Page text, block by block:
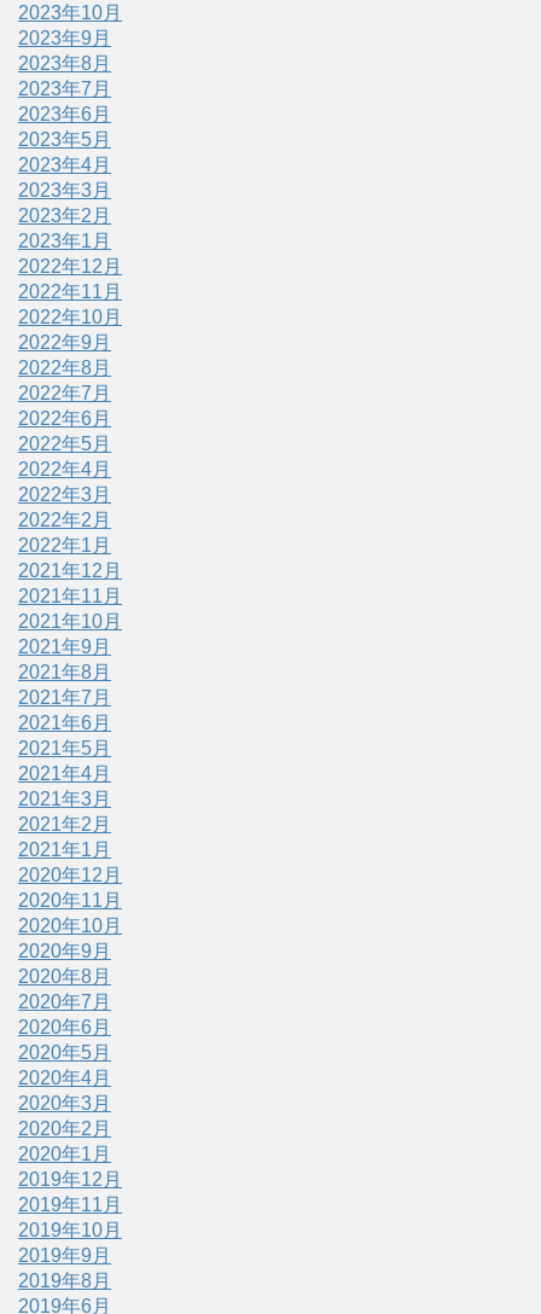
2023年10月
2023年9月
2023年8月
2023年7月
2023年6月
2023年5月
2023年4月
2023年3月
2023年2月
2023年1月
2022年12月
2022年11月
2022年10月
2022年9月
2022年8月
2022年7月
2022年6月
2022年5月
2022年4月
2022年3月
2022年2月
2022年1月
2021年12月
2021年11月
2021年10月
2021年9月
2021年8月
2021年7月
2021年6月
2021年5月
2021年4月
2021年3月
2021年2月
2021年1月
2020年12月
2020年11月
2020年10月
2020年9月
2020年8月
2020年7月
2020年6月
2020年5月
2020年4月
2020年3月
2020年2月
2020年1月
2019年12月
2019年11月
2019年10月
2019年9月
2019年8月
2019年6月